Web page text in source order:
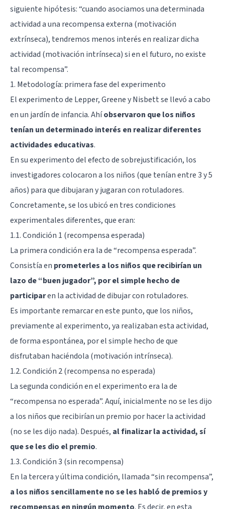
siguiente hipótesis: “cuando asociamos una determinada
actividad a una recompensa externa (motivación
extrínseca), tendremos menos interés en realizar dicha
actividad (motivación intrínseca) si en el futuro, no existe
tal recompensa”.
1. Metodología: primera fase del experimento
El experimento de Lepper, Greene y Nisbett se llevó a cabo
en un jardín de infancia. Ahíobservaron que los niños
tenían un determinado interés en realizar diferentes
actividades educativas.
En su experimento del efecto de sobrejustificación, los
investigadores colocaron a los niños (que tenían entre 3 y 5
años) para que dibujaran y jugaran con rotuladores.
Concretamente, se los ubicó en tres condiciones
experimentales diferentes, que eran:
1.1. Condición 1 (recompensa esperada)
La primera condición era la de “recompensa esperada”.
Consistía en prometerles a los niños que recibirían un
lazo de “buen jugador”, por el simple hecho de
participaren la actividad de dibujar con rotuladores.
Es importante remarcar en este punto, que los niños,
previamente al experimento, ya realizaban esta actividad,
de forma espontánea, por el simple hecho de que
disfrutaban haciéndola (motivación intrínseca).
1.2. Condición 2 (recompensa no esperada)
La segunda condición en el experimento era la de
“recompensa no esperada”. Aquí, inicialmente no se les dijo
a los niños que recibirían un premio por hacer la actividad
(no se les dijo nada). Después, al finalizar la actividad, sí
que se les dio el premio.
1.3. Condición 3 (sin recompensa)
En la tercera y última condición, llamada “sin recompensa”,
a los niños sencillamente no se les habló de premios y